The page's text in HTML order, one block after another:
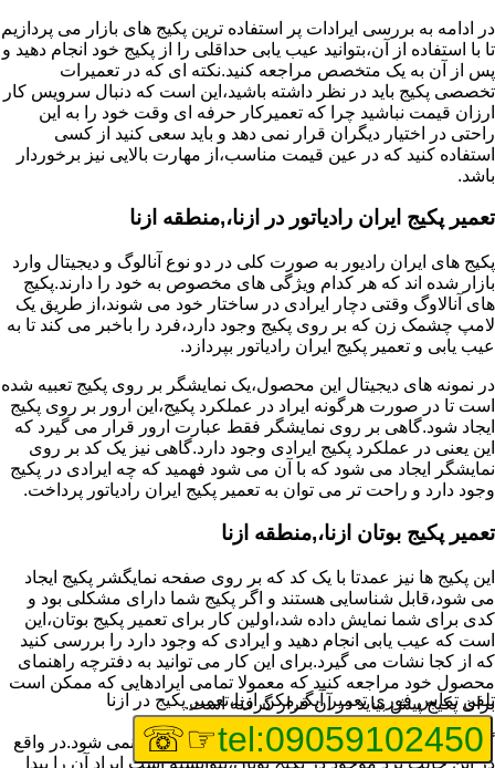
در ادامه به بررسی ایرادات پر استفاده ترین پکیج های بازار می پردازیم
تا با استفاده از آن،بتوانید عیب یابی حداقلی را از پکیج خود انجام دهید و
پس از آن به یک متخصص مراجعه کنید.نکته ای که در تعمیرات
تخصصی پکیج باید در نظر داشته باشید،این است که دنبال سرویس کار
ارزان قیمت نباشید چرا که تعمیرکار حرفه ای وقت خود را به این
راحتی در اختیار دیگران قرار نمی دهد و باید سعی کنید از کسی
استفاده کنید که در عین قیمت مناسب،از مهارت بالایی نیز برخوردار
باشد.
تعمیر پکیج ایران رادیاتور در ازنا،,منطقه ازنا
پکیج های ایران رادیور به صورت کلی در دو نوع آنالوگ و دیجیتال وارد
بازار شده اند که هر کدام ویژگی های مخصوص به خود را دارند.پکیج
های آنالاوگ وقتی دچار ایرادی در ساختار خود می شوند،از طریق یک
لامپ چشمک زن که بر روی پکیج وجود دارد،فرد را باخبر می کند تا به
عیب یابی و تعمیر پکیج ایران رادیاتور بپردازد.
در نمونه های دیجیتال این محصول،یک نمایشگر بر روی پکیج تعبیه شده
است تا در صورت هرگونه ایراد در عملکرد پکیج،این ارور بر روی پکیج
ایجاد شود.گاهی بر روی نمایشگر فقط عبارت ارور قرار می گیرد که
این یعنی در عملکرد پکیج ایرادی وجود دارد.گاهی نیز یک کد بر روی
نمایشگر ایجاد می شود که با آن می شود فهمید که چه ایرادی در پکیج
وجود دارد و راحت تر می توان به تعمیر پکیج ایران رادیاتور پرداخت.
تعمیر پکیج بوتان ازنا،,منطقه ازنا
این پکیج ها نیز عمدتا با یک کد که بر روی صفحه نمایگشر پکیج ایجاد
می شود،قابل شناسایی هستند و اگر پکیج شما دارای مشکلی بود و
کدی برای شما نمایش داده شد،اولین کار برای تعمیر پکیج بوتان،این
است که عیب یابی انجام دهید و ایرادی که وجود دارد را بررسی کنید
که از کجا نشات می گیرد.برای این کار می توانید به دفترچه راهنمای
محصول خود مراجعه کنید که معمولا تمامی ایرادهایی که ممکن است
برای پکیج پیش بیاید در آن قرار گرفته است.
گاهی نیز هنگام خرابی پکیج،هیچ اروری نمایش داده نمی شود.در واقع
در این حالت برد موجود در پکیج بوتان،نتوانسته است ایراد آن را پیدا
تلفن تماس فوریتعمیر آبگرمکن ازنا،تعمیر پکیج در ازنا
tel:09059102450
☞☏